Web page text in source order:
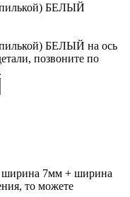
БЕЛЫЙ
БЕЛЫЙ на ось
позвоните по
ширина 7мм + ширина
то можете